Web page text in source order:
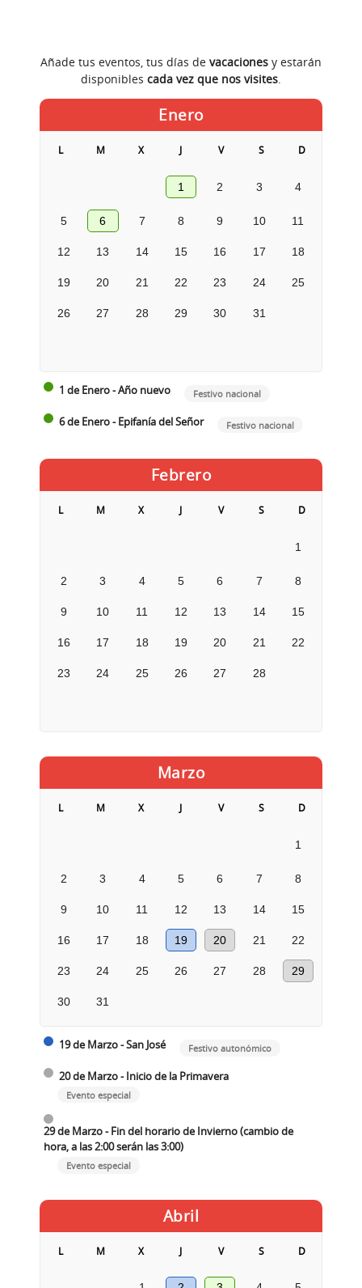
Enero
L M X J V S D
1 2 3 4
5 6 7 8 9 10 11
12 13 14 15 16 17 18
19 20 21 22 23 24 25
26 27 28 29 30 31
1 de Enero - Año nuevo Festivo nacional
6 de Enero - Epifanía del Señor Festivo nacional
Febrero
L M X J V S D
1
2 3 4 5 6 7 8
9 10 11 12 13 14 15
16 17 18 19 20 21 22
23 24 25 26 27 28
Marzo
L M X J V S D
1
2 3 4 5 6 7 8
9 10 11 12 13 14 15
16 17 18 19 20 21 22
23 24 25 26 27 28 29
30 31
19 de Marzo - San José Festivo autonómico
20 de Marzo - Inicio de la Primavera
Evento especial
29 de Marzo - Fin del horario de Invierno (cambio de
hora, a las 2:00 serán las 3:00)
Evento especial
Abril
L M X J V S D
Añade tus eventos, tus días de vacaciones y estarán
disponibles cada vez que nos visites.